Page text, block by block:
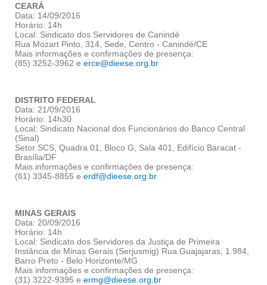
CEARÁ
Data: 14/09/2016
Horário: 14h
Local: Sindicato dos Servidores de Canindé
Rua Mozart Pinto, 314, Sede, Centro - Canindé/CE
Mais informações e confirmações de presença:
(85) 3252-3962 e erce@dieese.org.br
DISTRITO FEDERAL
Data: 21/09/2016
Horário: 14h30
Local: Sindicato Nacional dos Funcionários do Banco Central
(Sinal)
Setor SCS, Quadra 01, Bloco G, Sala 401, Edifício Baracat -
Brasília/DF
Mais informações e confirmações de presença:
(61) 3345-8855 e erdf@dieese.org.br
MINAS GERAIS
Data: 20/09/2016
Horário: 14h
Local: Sindicato dos Servidores da Justiça de Primeira
Instância de Minas Gerais (Serjusmig) Rua Guajajaras, 1.984,
Barro Preto - Belo Horizonte/MG
Mais informações e confirmações de presença:
(31) 3222-9395 e ermg@dieese.org.br